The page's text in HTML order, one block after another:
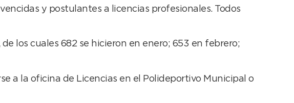
y postulantes a licencias profesionales. Todos
los cuales 682 se hicieron en enero; 653 en febrero;
a la oficina de Licencias en el Polideportivo Municipal o